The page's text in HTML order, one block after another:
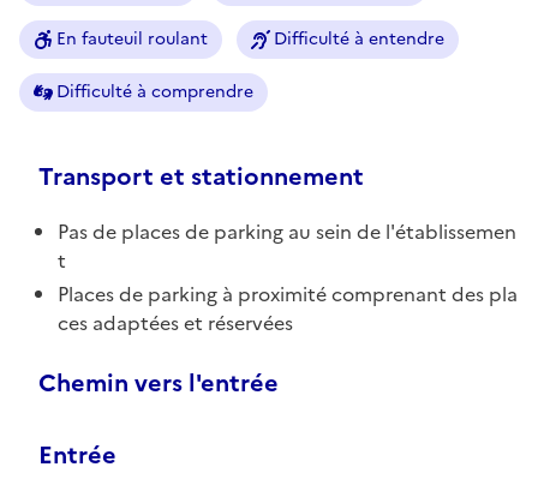
En fauteuil roulant Difficulté à entendre
Difficulté à comprendre
Transport et stationnement
Pas de places de parking au sein de l'établissemen
t
Places de parking à proximité comprenant des pla
ces adaptées et réservées
Chemin vers l'entrée
Entrée